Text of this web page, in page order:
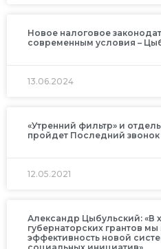
Новое налоговое
современным условия –
13.06.2024
«Утренний фильтр» и
пройдет Последний звонок
12.05.2021
Александр Цыбульский: «В
губернаторских грантов
эффективность новой